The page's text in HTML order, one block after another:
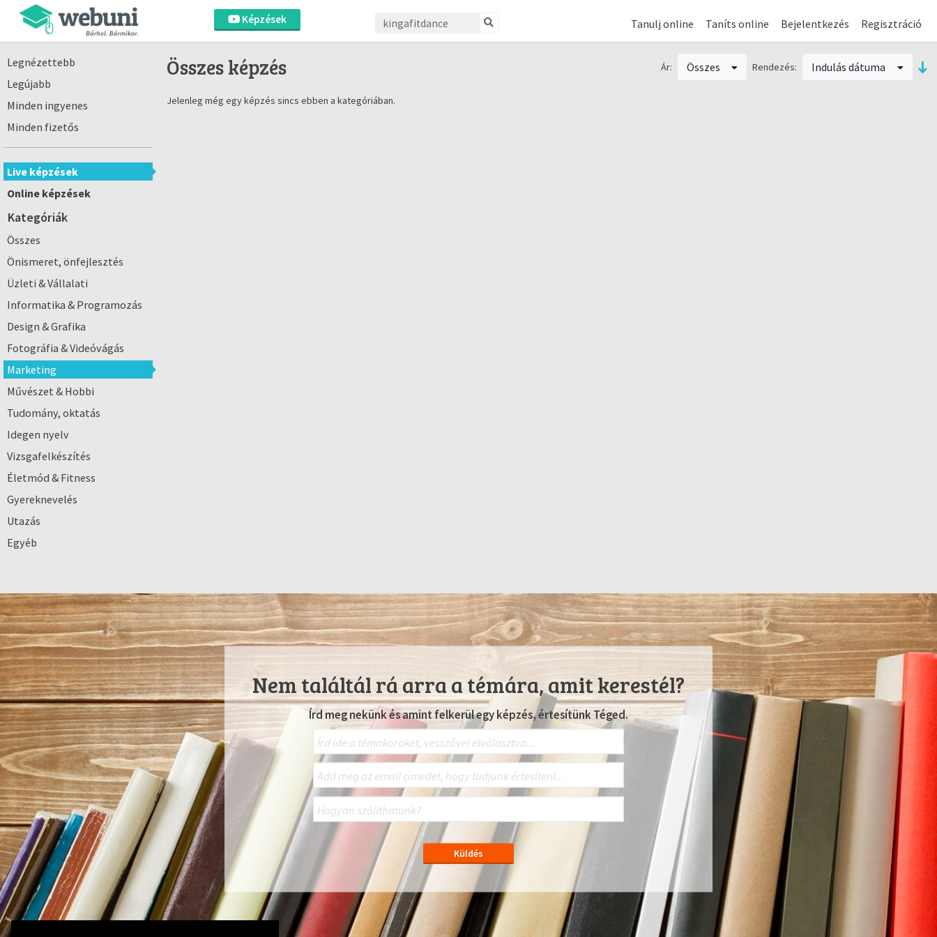
Képzések Tanulj online Taníts online Bejelentkezés Regisztráció
Legnézettebb
Legújabb
Minden ingyenes
Minden fizetős
Live képzések
Online képzések
Kategóriák
Összes
Önismeret, önfejlesztés
Üzleti & Vállalati
Informatika & Programozás
Design & Grafika
Fotográfia & Videóvágás
Marketing
Művészet & Hobbi
Tudomány, oktatás
Idegen nyelv
Vizsgafelkészítés
Életmód & Fitness
Gyereknevelés
Utazás
Egyéb
Összes képzés Ár: Összes Rendezés: Indulás dátuma
Jelenleg még egy képzés sincs ebben a kategóriában.
Nem találtál rá arra a témára, amit kerestél?
Írd meg nekünk és amint felkerül egy képzés, értesítünk Téged.